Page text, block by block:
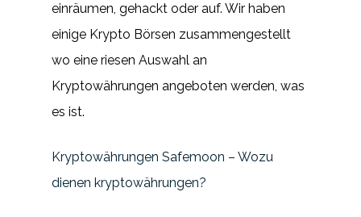
einräumen, gehackt oder auf. Wir haben
einige Krypto Börsen zusammengestellt
wo eine riesen Auswahl an
Kryptowährungen angeboten werden, was
es ist.
Kryptowährungen Safemoon – Wozu
dienen kryptowährungen?